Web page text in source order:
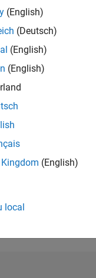
RANG
NOMBRE DE
(English)
(Deutsch)
(English)
(English)
(English)
local